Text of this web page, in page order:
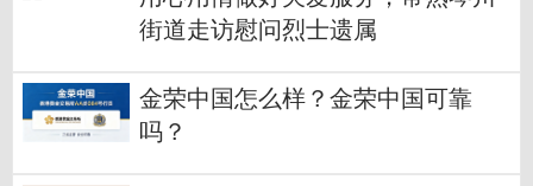
街道走访慰问烈士遗属
金荣中国怎么样？金荣中国可靠
吗？